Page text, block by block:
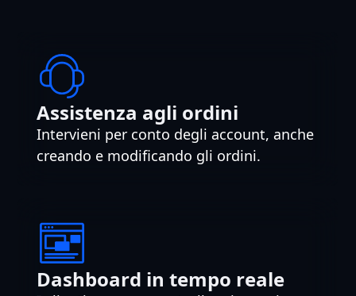
Assistenza agli ordini
Intervieni per conto degli account, anche
creando e modificando gli ordini.
Dashboard in tempo reale